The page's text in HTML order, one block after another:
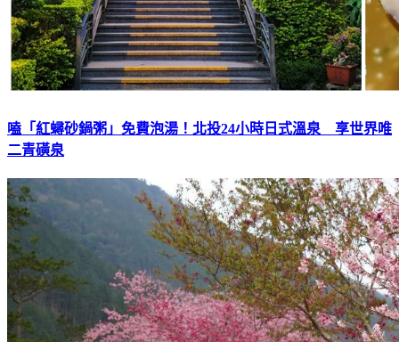
嗑「紅蟳砂鍋粥」免費泡湯！北投24小時日式溫泉 享世界唯
二青磺泉